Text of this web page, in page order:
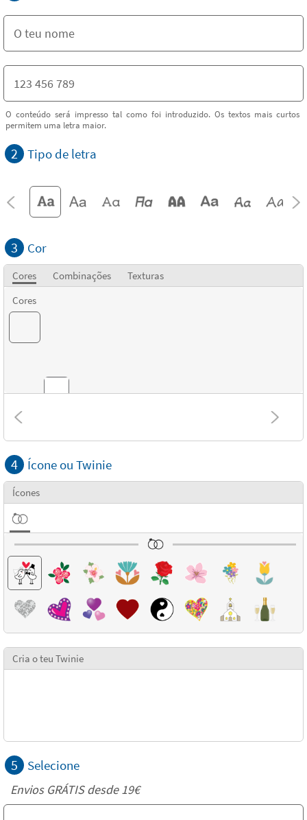
O conteúdo será impresso tal como foi introduzido. Os textos mais curtos
permitem uma letra maior.
2 Tipo de letra
3 Cor
Cores Combinações
Texturas
Cores
Combinações
Texturas
4 Ícone ou Twinie
Ícones
Cria o teu Twinie
5 Selecione
Envios GRÁTIS desde 19€